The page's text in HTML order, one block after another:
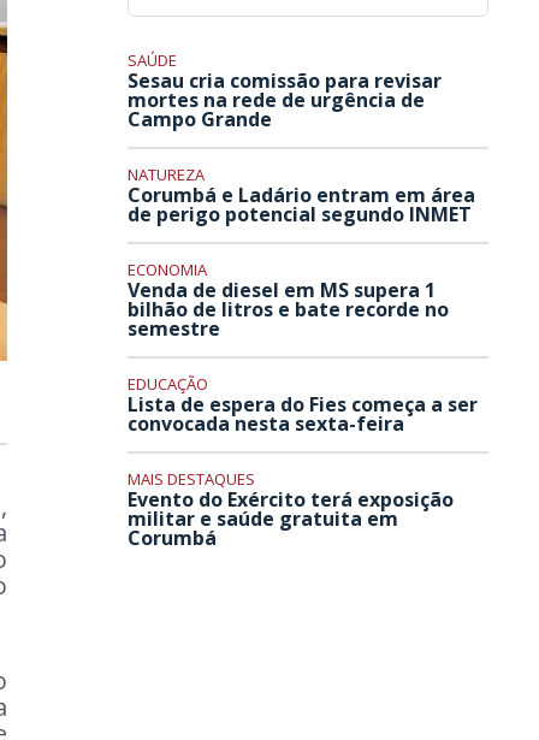
SAÚDE
Sesau cria comissão para revisar
mortes na rede de urgência de
Campo Grande
NATUREZA
Corumbá e Ladário entram em área
de perigo potencial segundo INMET
ECONOMIA
Venda de diesel em MS supera 1
bilhão de litros e bate recorde no
semestre
EDUCAÇÃO
Lista de espera do Fies começa a ser
convocada nesta sexta-feira
MAIS DESTAQUES
Evento do Exército terá exposição
militar e saúde gratuita em
Corumbá